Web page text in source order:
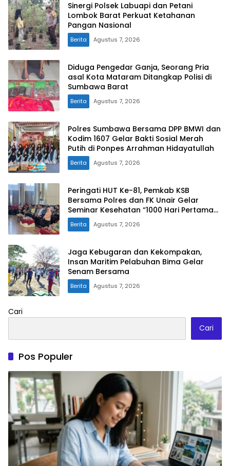
Sinergi Polsek Labuapi dan Petani
Lombok Barat Perkuat Ketahanan
Pangan Nasional
Berita Agustus 7, 2026
Diduga Pengedar Ganja, Seorang Pria
asal Kota Mataram Ditangkap Polisi di
Sumbawa Barat
Berita Agustus 7, 2026
Polres Sumbawa Bersama DPP BMWI dan
Kodim 1607 Gelar Bakti Sosial Merah
Putih di Ponpes Arrahman Hidayatullah
Berita Agustus 7, 2026
Peringati HUT Ke-81, Pemkab KSB
Bersama Polres dan FK Unair Gelar
Seminar Kesehatan “1000 Hari Pertama
Kehidupan”
Berita Agustus 7, 2026
Jaga Kebugaran dan Kekompakan,
Insan Maritim Pelabuhan Bima Gelar
Senam Bersama
Berita Agustus 7, 2026
Cari
Cari
Pos Populer